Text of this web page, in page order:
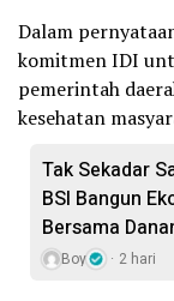
Dalam
komitmen IDI
pemerintah
kesehatan
Tak Sekadar
BSI Bangun
Bersama
Boy 2 hari